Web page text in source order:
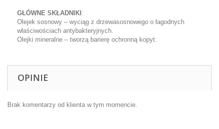
GŁÓWNE SKŁADNIKI :
Olejek sosnowy – wyciąg z drzewasosnowego o łagodnych
właściwościach antybakteryjnych.
Olejki mineralne – tworzą barierę ochronną kopyt.
OPINIE
Brak komentarzy od klienta w tym momencie.